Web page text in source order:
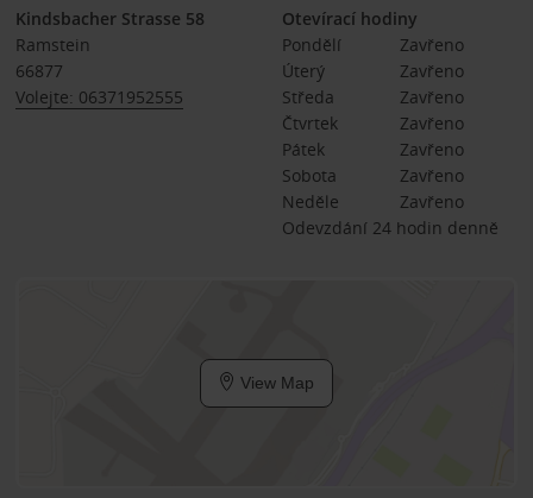
Kindsbacher Strasse 58
Ramstein
66877
Volejte: 06371952555
Otevírací hodiny
Pondělí
Zavřeno
Úterý
Zavřeno
Středa
Zavřeno
Čtvrtek
Zavřeno
Pátek
Zavřeno
Sobota
Zavřeno
Neděle
Zavřeno
Odevzdání 24 hodin denně
View Map